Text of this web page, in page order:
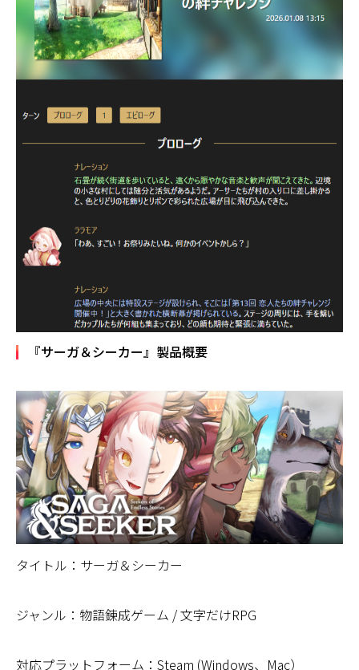
『サーガ＆シーカー』製品概要
タイトル：サーガ＆シーカー
ジャンル：物語錬成ゲーム / 文字だけRPG
対応プラットフォーム：Steam (Windows、Mac）